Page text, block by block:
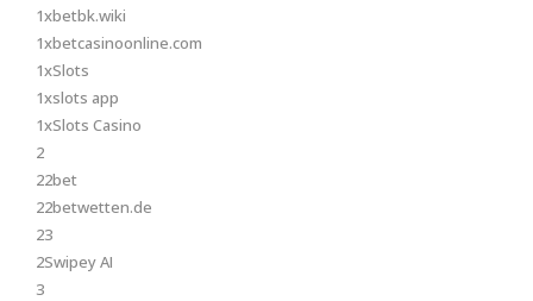
1xbetbk.wiki
1xbetcasinoonline.com
1xSlots
1xslots app
1xSlots Casino
2
22bet
22betwetten.de
23
2Swipey AI
3